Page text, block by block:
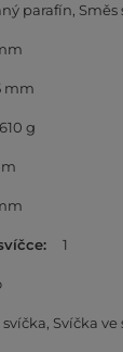
parafín Směs
mm
610 g
1
Svíčka ve